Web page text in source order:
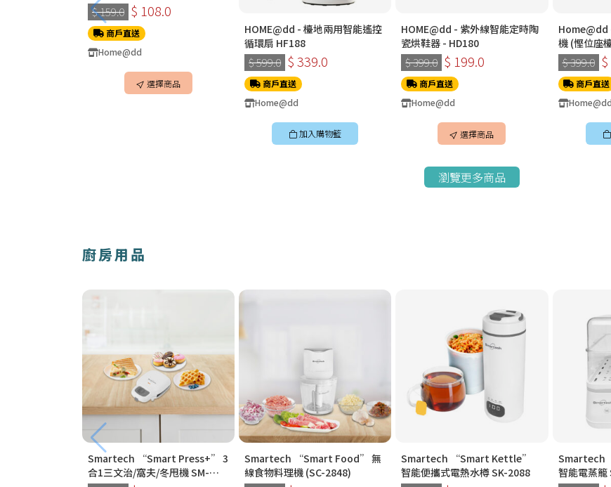
$ 159.0 $ 108.0
商戶直送
Home@dd
選擇商品
HOME@dd - 檯地兩用智能遙控
循環扇 HF188
$ 599.0 $ 339.0
商戶直送
Home@dd
加入購物籃
HOME@dd - 紫外線智能定時陶
瓷烘鞋器 - HD180
$ 399.0 $ 199.0
商戶直送
Home@dd
選擇商品
Home@dd
機 (慳位座
HH1500
$ 399.0
商戶直送
Home@dd
瀏覽更多商品
廚房用品
Smartech “Smart Press+” 3
合1三文治/窩夫/冬甩機 SM-
Smartech “Smart Food” 無
線食物料理機 (SC-2848)
Smartech “Smart Kettle”
智能便攜式電熱水樽 SK-2088
Smartech
智能電蒸籠